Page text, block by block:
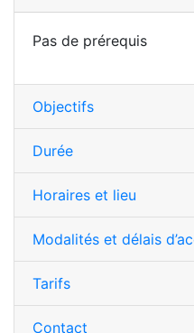
Pas de prérequis
Objectifs
Durée
Horaires et lieu
Modalités et délais
Tarifs
Contact